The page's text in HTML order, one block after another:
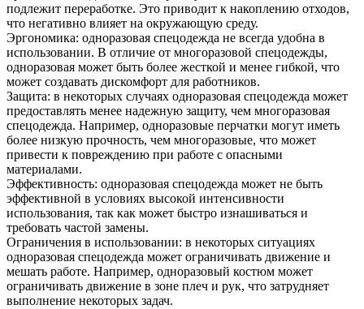
подлежит переработке. Это приводит к накоплению отходов,
что негативно влияет на окружающую среду.
Эргономика: одноразовая спецодежда не всегда удобна в
использовании. В отличие от многоразовой спецодежды,
одноразовая может быть более жесткой и менее гибкой, что
может создавать дискомфорт для работников.
Защита: в некоторых случаях одноразовая спецодежда может
предоставлять менее надежную защиту, чем многоразовая
спецодежда. Например, одноразовые перчатки могут иметь
более низкую прочность, чем многоразовые, что может
привести к повреждению при работе с опасными
материалами.
Эффективность: одноразовая спецодежда может не быть
эффективной в условиях высокой интенсивности
использования, так как может быстро изнашиваться и
требовать частой замены.
Ограничения в использовании: в некоторых ситуациях
одноразовая спецодежда может ограничивать движение и
мешать работе. Например, одноразовый костюм может
ограничивать движение в зоне плеч и рук, что затрудняет
выполнение некоторых задач.